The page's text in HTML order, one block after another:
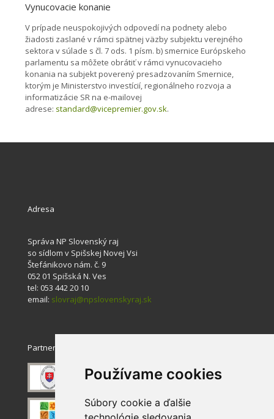
Používame cookies
Súbory cookie a ďalšie
Vynucovacie konanie
V prípade neuspokojivých odpovedí na podnety alebo
žiadosti zaslané v rámci spätnej väzby subjektu verejného
sektora v súlade s čl. 7 ods. 1 písm. b) smernice Európskeho
parlamentu sa môžete obrátiť v rámci vynucovacieho
konania na subjekt poverený presadzovaním Smernice,
ktorým je Ministerstvo investícií, regionálneho rozvoja a
informatizácie SR na e-mailovej
adrese: standard@vicepremier.gov.sk.
Adresa
Správa NP Slovenský raj
so sídlom v Spišskej Novej Vsi
Štefánikovo nám. č. 9
052 01 Spišská N. Ves
tel: 053 442 20 10
email: slovraj@npslovenskyraj.sk
Partneri